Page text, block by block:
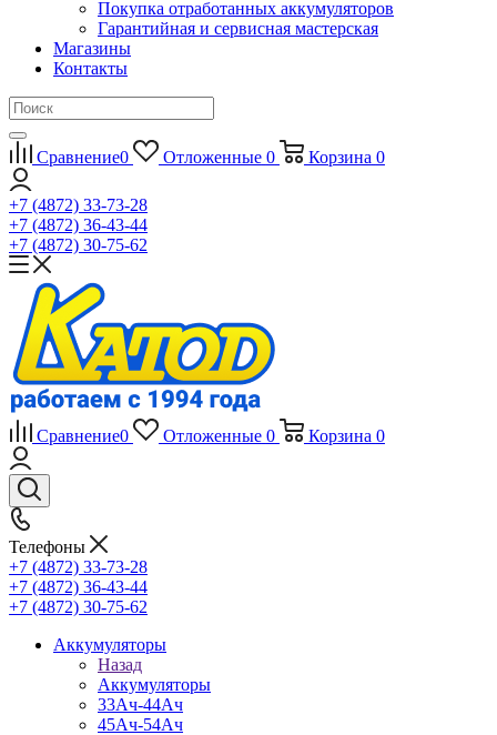
Покупка отработанных аккумуляторов
Гарантийная и сервисная мастерская
Магазины
Контакты
Сравнение0 Отложенные 0 Корзина 0
+7 (4872) 33-73-28
+7 (4872) 36-43-44
+7 (4872) 30-75-62
Сравнение0 Отложенные 0 Корзина 0
Телефоны
+7 (4872) 33-73-28
+7 (4872) 36-43-44
+7 (4872) 30-75-62
Аккумуляторы
Назад
Аккумуляторы
33Ач-44Ач
45Ач-54Ач